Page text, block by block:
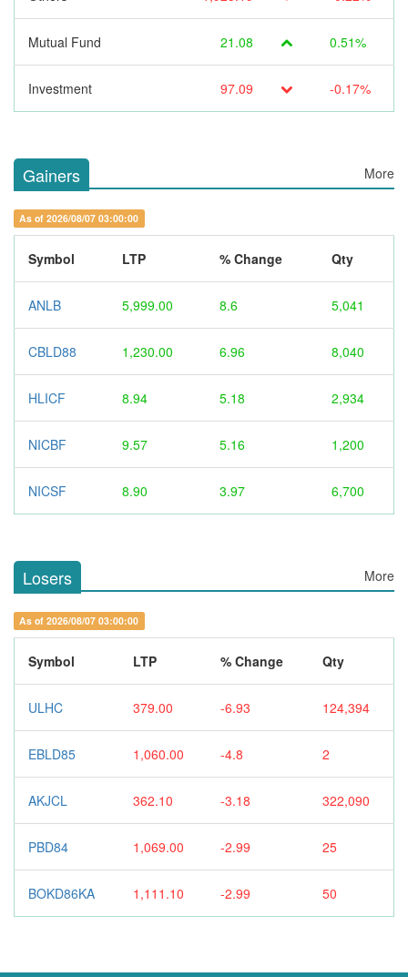
Mutual Fund 21.08 0.51%
Investment 97.09 -0.17%
Gainers More
As of 2026/08/07 03:00:00
Symbol LTP % Change Qty
ANLB 5,999.00 8.6 5,041
CBLD88 1,230.00 6.96 8,040
HLICF 8.94 5.18 2,934
NICBF 9.57 5.16 1,200
NICSF 8.90 3.97 6,700
Losers More
As of 2026/08/07 03:00:00
Symbol LTP % Change Qty
ULHC 379.00 -6.93 124,394
EBLD85 1,060.00 -4.8 2
AKJCL 362.10 -3.18 322,090
PBD84 1,069.00 -2.99 25
BOKD86KA 1,111.10 -2.99 50